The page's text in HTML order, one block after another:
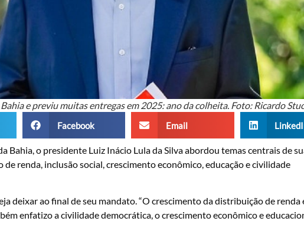
e previu muitas entregas em 2025: ano da colheita. Foto: Ricardo
Facebook Email
Bahia, o presidente Luiz Inácio Lula da Silva abordou temas centrais de
renda, inclusão social, crescimento econômico, educação e civilidade
deixar ao final de seu mandato. “O crescimento da distribuição de renda
enfatizo a civilidade democrática, o crescimento econômico e